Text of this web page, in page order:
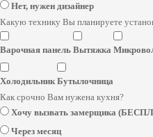
Нет, нужен дизайнер
Какую технику Вы планируете
Варочная панель Вытяжка
Холодильник Бутылочница
Как срочно Вам нужена кухня?
Хочу вызвать замерщика
Через месяц